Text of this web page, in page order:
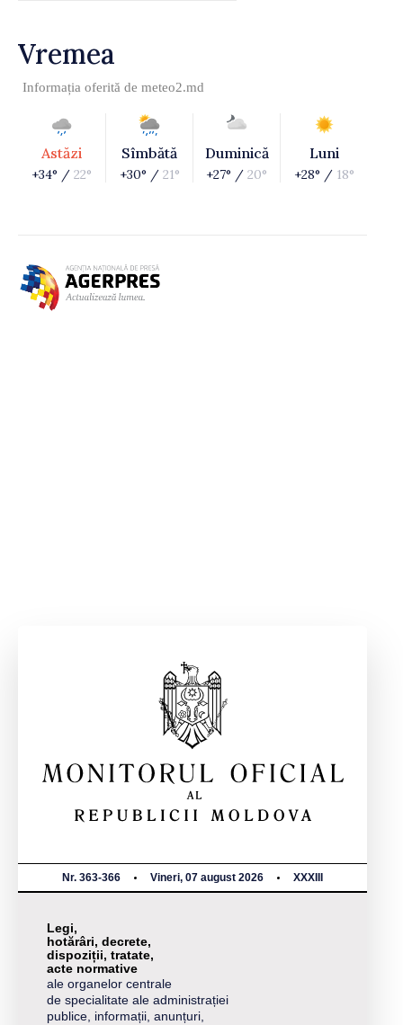
Vremea
Informația oferită de meteo2.md
Astăzi
+34° / 22°
Sîmbătă
+30° / 21°
Duminică
+27° / 20°
Luni
+28° / 18°
Nr. 363-366 Vineri, 07 august 2026 XXXIII
Legi,
hotărâri, decrete,
dispoziții, tratate,
acte normative
ale organelor centrale
de specialitate ale administrației
publice, informații, anunțuri,